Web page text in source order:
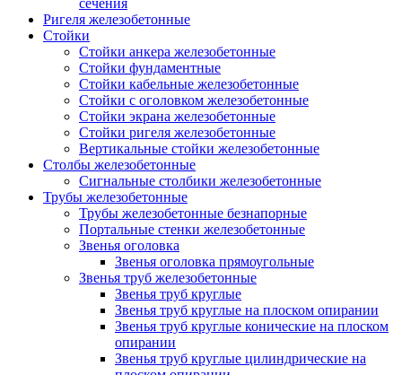
Ригеля железобетонные
Стойки
Стойки анкера железобетонные
Стойки фундаментные
Стойки кабельные железобетонные
Стойки с оголовком железобетонные
Стойки экрана железобетонные
Стойки ригеля железобетонные
Вертикальные стойки железобетонные
Столбы железобетонные
Сигнальные столбики железобетонные
Трубы железобетонные
Трубы железобетонные безнапорные
Портальные стенки железобетонные
Звенья оголовка
Звенья оголовка прямоугольные
Звенья труб железобетонные
Звенья труб круглые
Звенья труб круглые на плоском опирании
Звенья труб круглые конические на плоском
опирании
Звенья труб круглые цилиндрические на